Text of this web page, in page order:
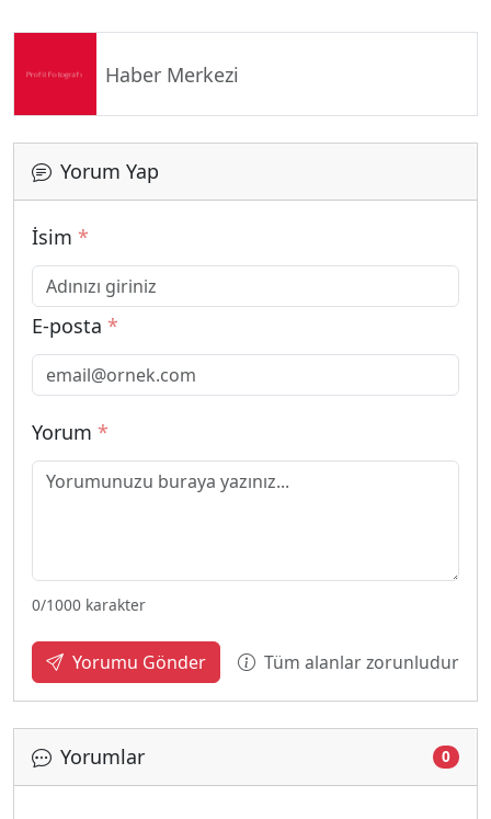
Haber Merkezi
Yorum Yap
İsim *
E-posta *
Yorum *
0/1000 karakter
Yorumu Gönder Tüm alanlar zorunludur
Yorumlar 0